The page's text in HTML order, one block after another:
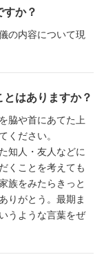
すか？
の内容について現
はありますか？
脇や首にあてた上
ください。
知人・友人などに
くことを考えても
族をみたらきっと
りがとう。最期ま
うような言葉をぜ